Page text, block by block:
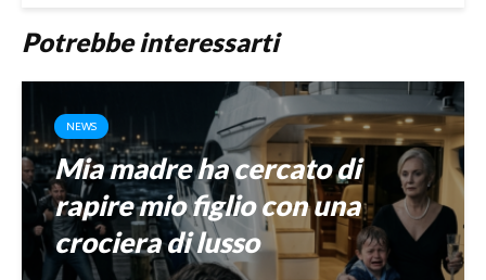
Potrebbe interessarti
NEWS
Mia madre ha cercato di
rapire mio figlio con una
crociera di lusso